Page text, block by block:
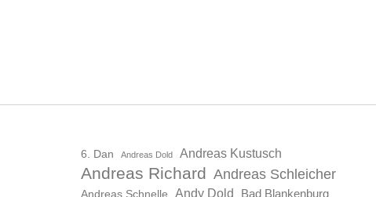
6. Dan Andreas Dold Andreas Kustusch
Andreas Richard Andreas Schleicher
Andreas Schnelle Andy Dold Bad Blankenburg